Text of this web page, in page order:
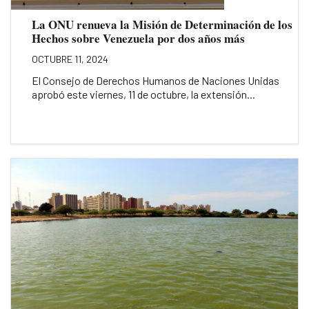
La ONU renueva la Misión de Determinación de los
Hechos sobre Venezuela por dos años más
OCTUBRE 11, 2024
El Consejo de Derechos Humanos de Naciones Unidas
aprobó este viernes, 11 de octubre, la extensión...